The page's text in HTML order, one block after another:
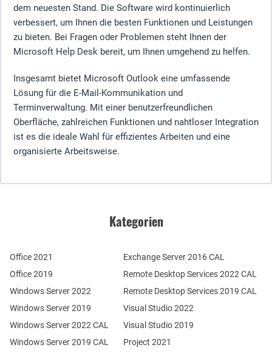
dem neuesten Stand. Die Software wird kontinuierlich
verbessert, um Ihnen die besten Funktionen und Leistungen
zu bieten. Bei Fragen oder Problemen steht Ihnen der
Microsoft Help Desk bereit, um Ihnen umgehend zu helfen.
Insgesamt bietet Microsoft Outlook eine umfassende
Lösung für die E-Mail-Kommunikation und
Terminverwaltung. Mit einer benutzerfreundlichen
Oberfläche, zahlreichen Funktionen und nahtloser Integration
ist es die ideale Wahl für effizientes Arbeiten und eine
organisierte Arbeitsweise.
Kategorien
Office 2021
Office 2019
Windows Server 2022
Windows Server 2019
Windows Server 2022 CAL
Windows Server 2019 CAL
Remote Desktop Services 2022 CAL
Remote Desktop Services 2019 CAL
Exchange Server 2016 CAL
Visual Studio 2022
Visual Studio 2019
Project 2021